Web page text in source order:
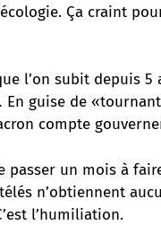
Ça craint
l’on subit depuis 5
guise de
compte
passer un mois à
n’obtiennent
l’humiliation.